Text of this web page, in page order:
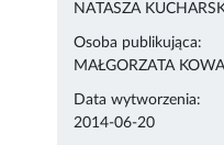
NATASZA
Osoba publikująca:
MAŁGORZATA
Data wytworzenia:
2014-06-20